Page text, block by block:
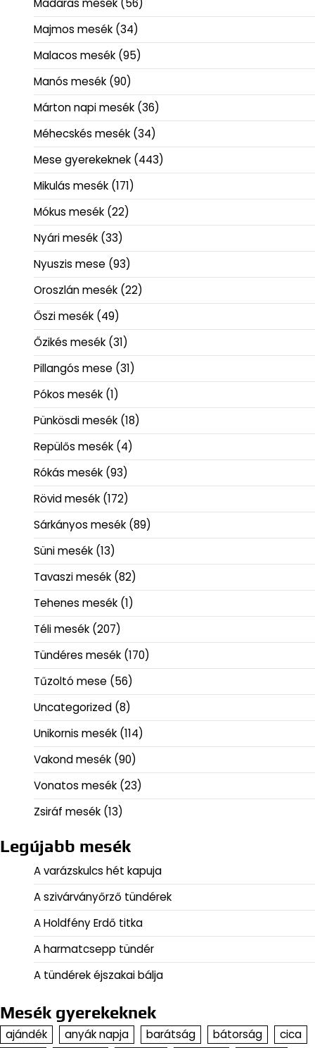
Madaras mesék (56)
Majmos mesék (34)
Malacos mesék (95)
Manós mesék (90)
Márton napi mesék (36)
Méhecskés mesék (34)
Mese gyerekeknek (443)
Mikulás mesék (171)
Mókus mesék (22)
Nyári mesék (33)
Nyuszis mese (93)
Oroszlán mesék (22)
Őszi mesék (49)
Őzikés mesék (31)
Pillangós mese (31)
Pókos mesék (1)
Pünkösdi mesék (18)
Repülős mesék (4)
Rókás mesék (93)
Rövid mesék (172)
Sárkányos mesék (89)
Süni mesék (13)
Tavaszi mesék (82)
Tehenes mesék (1)
Téli mesék (207)
Tündéres mesék (170)
Tűzoltó mese (56)
Uncategorized (8)
Unikornis mesék (114)
Vakond mesék (90)
Vonatos mesék (23)
Zsiráf mesék (13)
Legújabb mesék
A varázskulcs hét kapuja
A szivárványőrző tündérek
A Holdfény Erdő titka
A harmatcsepp tündér
A tündérek éjszakai bálja
Mesék gyerekeknek
ajándék anyák napja barátság bátorság
cica